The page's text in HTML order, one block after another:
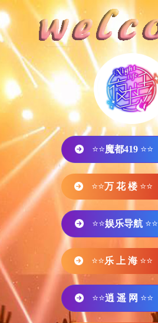
⭐⭐魔都419 ⭐⭐
⭐⭐万 花 楼 ⭐⭐
⭐⭐娱乐导航 ⭐⭐
⭐⭐乐 上 海 ⭐⭐
⭐⭐逍 遥 网 ⭐⭐